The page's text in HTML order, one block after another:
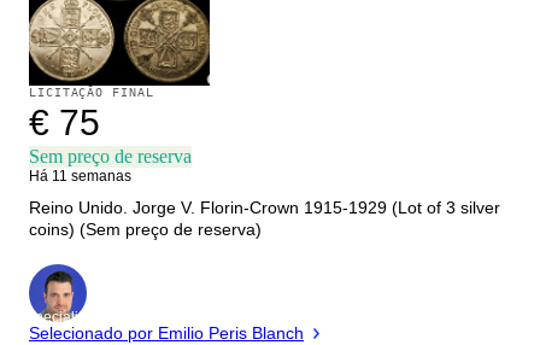
LICITAÇÃO FINAL
€ 75
Sem preço de reserva
Há 11 semanas
Reino Unido. Jorge V. Florin-Crown 1915-1929 (Lot of 3 silver
coins) (Sem preço de reserva)
Especialista
Selecionado por Emilio Peris Blanch